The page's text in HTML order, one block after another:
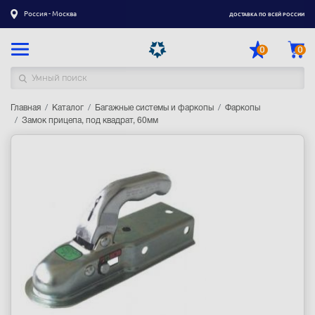
Россия - Москва ДОСТАВКА ПО ВСЕЙ РОССИИ
0 0
Каталог товаров
Акции
Оптовым и корпоративным клиентам
Главная Каталог Багажные системы и фаркопы
Фаркопы
Замок прицепа, под квадрат, 60мм